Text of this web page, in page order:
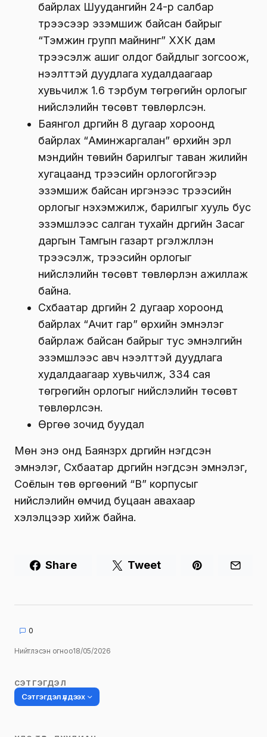
байрлах Шуудангийн 24-р салбар
түрээсээр эзэмшиж байсан байрыг
“Тэмүүжин групп майнинг” ХХК дам
түрээсэлж ашиг олдог байдлыг зогсоож,
нээлттэй дуудлага худалдаагаар
хувьчилж 1.6 тэрбум төгрөгийн орлогыг
нийслэлийн төсөвт төвлөрүүлсэн.
Баянгол дүүргийн 8 дугаар хороонд
байрлах “Аминжаргалан” өрхийн эрүүл
мэндийн төвийн барилгыг таван жилийн
хугацаанд түрээсийн орлогогүйгээр
эзэмшиж байсан иргэнээс түрээсийн
орлогыг нэхэмжилж, барилгыг хууль бус
эзэмшлээс салган тухайн дүүргийн Засаг
даргын Тамгын газарт үргэлжлүүлэн
түрээсэлж, түрээсийн орлогыг
нийслэлийн төсөвт төвлөрүүлэн ажиллаж
байна.
Сүхбаатар дүүргийн 2 дугаар хороонд
байрлах “Ачит гар” өрхийн эмнэлэг
байрлаж байсан байрыг тус эмнэлгийн
эзэмшлээс авч нээлттэй дуудлага
худалдаагаар хувьчилж, 334 сая
төгрөгийн орлогыг нийслэлийн төсөвт
төвлөрүүлсэн.
Өргөө зочид буудал
Мөн энэ онд Баянзүрх дүүргийн нэгдсэн
эмнэлэг, Сүхбаатар дүүргийн нэгдсэн эмнэлэг,
Соёлын төв өргөөний “В” корпусыг
нийслэлийн өмчид буцаан авахаар
хэлэлцээр хийж байна.
Share Tweet
0
Нийтлэсэн огноо18/05/2026
СЭТГЭГДЭЛ
Сэтгэгдэл үлдээх